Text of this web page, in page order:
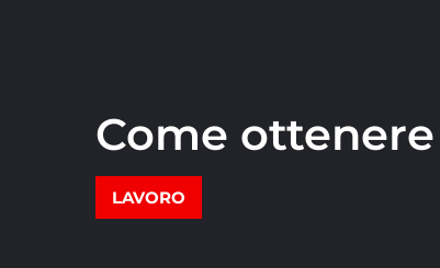
Come
LAVORO